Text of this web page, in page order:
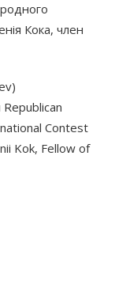
Кока, член
Contest
Kok, Fellow of